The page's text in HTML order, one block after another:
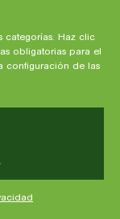
categorías. Haz clic
obligatorias para el
configuración de las
y por qué
son
bebé que se
un
de comer, lo
que no tiene
crisis se